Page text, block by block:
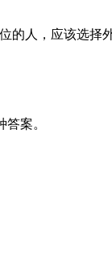
的人，应该选择
案。